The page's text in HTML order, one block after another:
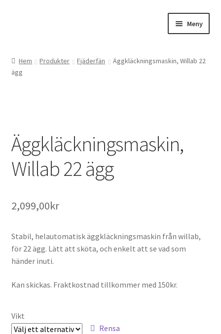
Meny
Gårdsbutiken
Hem Produkter Fjäderfän
Äggkläckningsmaskin, Willab 22
ägg
Äggkläckningsmaskin,
Willab 22 ägg
2,099,00kr
Stabil, helautomatisk äggkläckningsmaskin från willab,
för 22 ägg. Lätt att sköta, och enkelt att se vad som
händer inuti.
Kan skickas. Fraktkostnad tillkommer med 150kr.
Vikt
Rensa